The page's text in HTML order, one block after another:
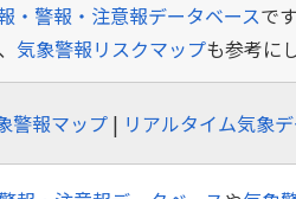
・警報・注意報データベースで
気象警報リスクマップも参考に
警報マップ | リアルタイム気象